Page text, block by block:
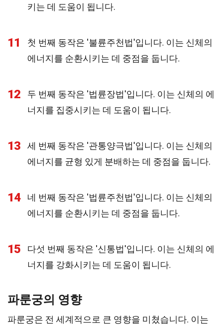
키는 데 도움이 됩니다.
11
첫 번째 동작은 '불륜주천법'입니다. 이는 신체의
에너지를 순환시키는 데 중점을 둡니다.
12
두 번째 동작은 '법륜장법'입니다. 이는 신체의 에
너지를 집중시키는 데 도움이 됩니다.
13
세 번째 동작은 '관통양극법'입니다. 이는 신체의
에너지를 균형 있게 분배하는 데 중점을 둡니다.
14
네 번째 동작은 '법륜주천법'입니다. 이는 신체의
에너지를 순환시키는 데 중점을 둡니다.
15
다섯 번째 동작은 '신통법'입니다. 이는 신체의 에
너지를 강화시키는 데 도움이 됩니다.
파룬궁의 영향
파룬궁은 전 세계적으로 큰 영향을 미쳤습니다. 이는